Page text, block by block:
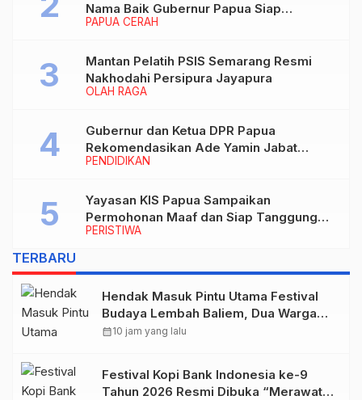
PAPUA CERAH
Nama Baik Gubernur Papua Siap
Berhadapan dengan Hukum!
OLAH RAGA
Mantan Pelatih PSIS Semarang Resmi
Nakhodahi Persipura Jayapura
PENDIDIKAN
Gubernur dan Ketua DPR Papua
Rekomendasikan Ade Yamin Jabat
Rektor IAIN Fattahul Muluk Papua
PERISTIWA
Yayasan KIS Papua Sampaikan
Permohonan Maaf dan Siap Tanggung
Biaya Korban Dugaan Keracunan MBG di
TERBARU
Hendak Masuk Pintu Utama Festival
Budaya Lembah Baliem, Dua Warga
Sipil Ditembak OTK
calendar_month10 jam yang lalu
Festival Kopi Bank Indonesia ke-9
Tahun 2026 Resmi Dibuka “Merawat